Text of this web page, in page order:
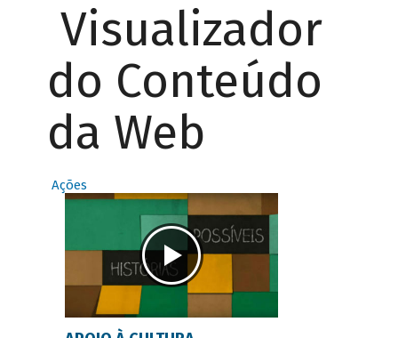
Visualizador
do Conteúdo
da Web
Ações